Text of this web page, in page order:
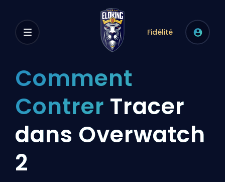
Fidélité
Comment
Contrer Tracer
dans Overwatch
2